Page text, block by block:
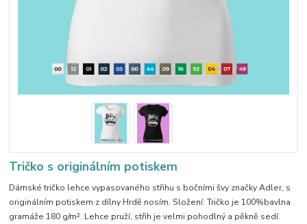
Tričko s originálním potiskem
Dámské tričko lehce vypasovaného střihu s bočními švy značky Adler, s
originálním potiskem z dílny Hrdě nosím. Složení: Tričko je 100%bavlna
gramáže 180 g/m². Lehce pruží, střih je velmi pohodlný a pěkně sedí.